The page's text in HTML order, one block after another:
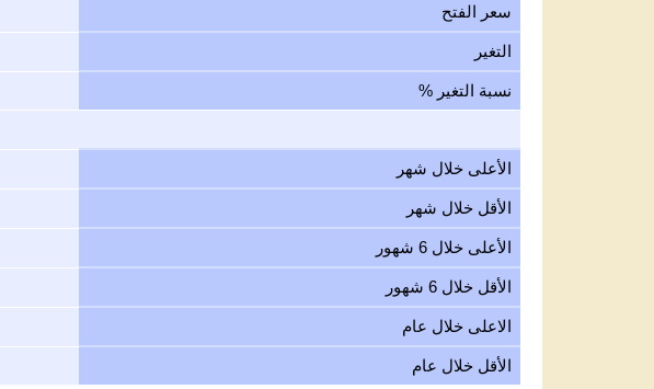
سعر الفتح
التغير
نسبة التغير %
الأعلى خلال شهر
الأقل خلال شهر
الأعلى خلال 6 شهور
الأقل خلال 6 شهور
الاعلى خلال عام
الأقل خلال عام